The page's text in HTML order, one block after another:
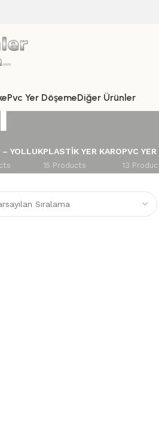
Pvc Yer DöşemeDiğer Ürünler
– YOLLUKPLASTIK YER KARO
15 Products
PVC
13